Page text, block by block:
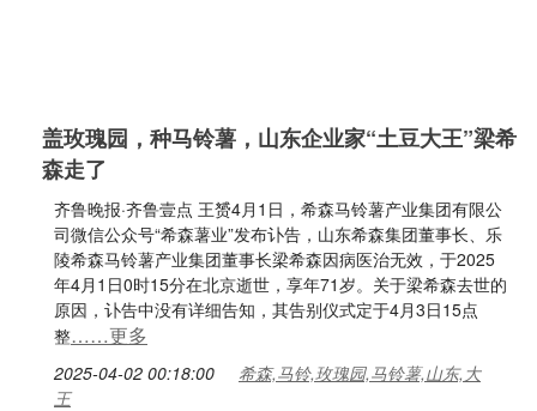
盖玫瑰园，种马铃薯，山东企业家“土豆大王”梁希
森走了
齐鲁晚报·齐鲁壹点 王赟4月1日，希森马铃薯产业集团有限公
司微信公众号“希森薯业”发布讣告，山东希森集团董事长、乐
陵希森马铃薯产业集团董事长梁希森因病医治无效，于2025
年4月1日0时15分在北京逝世，享年71岁。关于梁希森去世的
原因，讣告中没有详细告知，其告别仪式定于4月3日15点
整……更多
2025-04-02 00:18:00
希森,马铃,玫瑰园,马铃薯,山东,大
王